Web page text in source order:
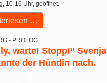
10-16 Uhr, geöffnet.
…
- PROLOG
warte! Stopp!“ Svenja
der Hündin nach.